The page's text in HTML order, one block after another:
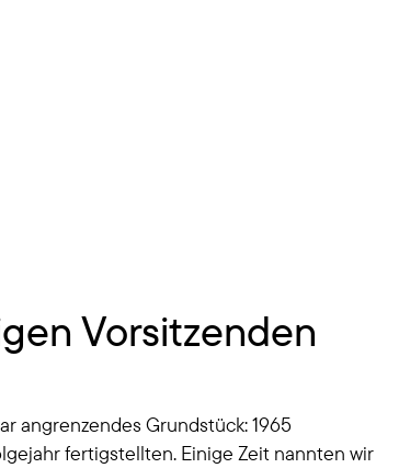
Vorsitzenden
angrenzendes Grundstück: 1965
fertigstellten. Einige Zeit nannten wir